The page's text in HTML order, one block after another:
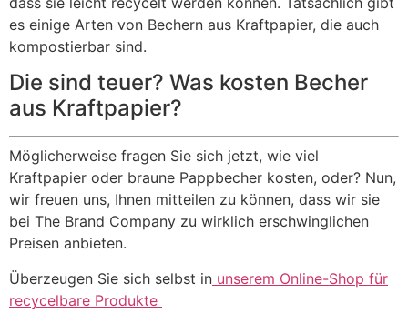
es einige Arten von Bechern aus Kraftpapier, die auch
kompostierbar sind.
Die sind teuer? Was kosten Becher
aus Kraftpapier?
Möglicherweise fragen Sie sich jetzt, wie viel
Kraftpapier oder braune Pappbecher kosten, oder? Nun,
wir freuen uns, Ihnen mitteilen zu können, dass wir sie
bei The Brand Company zu wirklich erschwinglichen
Preisen anbieten.
Überzeugen Sie sich selbst in unserem Online-Shop für
recycelbare Produkte